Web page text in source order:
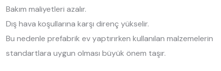
Bakım maliyetleri azalır.
Dış hava koşullarına karşı direnç yükselir.
Bu nedenle prefabrik ev yaptırırken kullanılan malzemelerin
standartlara uygun olması büyük önem taşır.